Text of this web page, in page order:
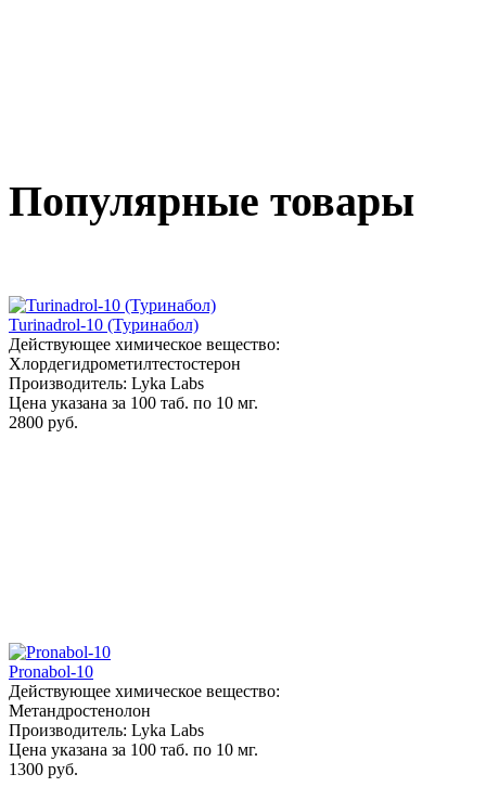
Популярные товары
Turinadrol-10 (Туринабол)
Действующее химическое вещество:
Хлордегидрометилтестостерон
Производитель: Lyka Labs
Цена указана за 100 таб. по 10 мг.
2800 руб.
Pronabol-10
Действующее химическое вещество:
Метандростенолон
Производитель: Lyka Labs
Цена указана за 100 таб. по 10 мг.
1300 руб.